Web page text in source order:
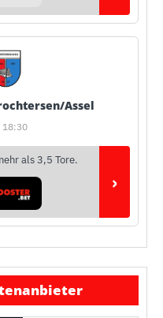
Assel
18:30
als 3,5 Tore.
›